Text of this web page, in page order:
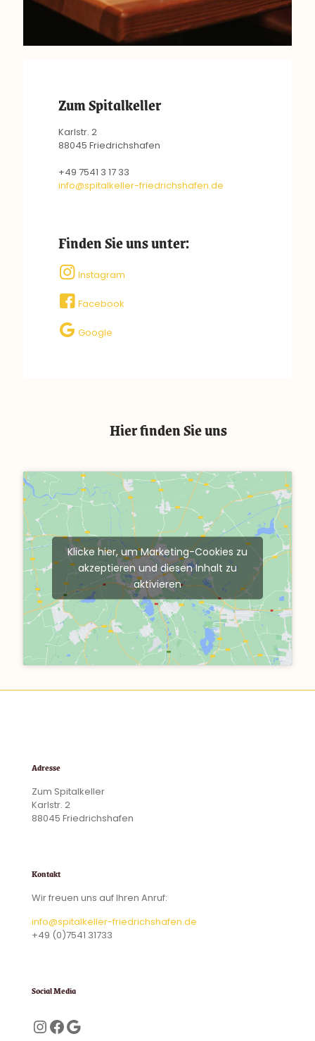
Zum Spitalkeller
Karlstr. 2
88045 Friedrichshafen
+49 7541 3 17 33
info@spitalkeller-friedrichshafen.de
Finden Sie uns unter:
Instagram
Facebook
Google
Hier finden Sie uns
Klicke hier, um Marketing-Cookies zu
akzeptieren und diesen Inhalt zu
aktivieren
Adresse
Zum Spitalkeller
Karlstr. 2
88045 Friedrichshafen
Kontakt
Wir freuen uns auf Ihren Anruf:
info@spitalkeller-friedrichshafen.de
+49 (0)7541 31733
Social Media
Instagram
Facebook
Google